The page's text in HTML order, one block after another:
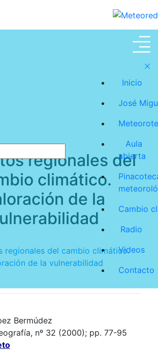
Inicio
José
Aula
abierta
Cambio
Radio
Videos
Contacto
climático
regionales del
climático.
de la
Bermúdez
nº 32 (2000); pp. 77-95